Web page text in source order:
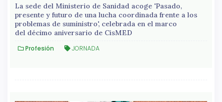
La sede del Ministerio de Sanidad acoge 'Pasado,
presente y futuro de una lucha coordinada frente a los
problemas de suministro', celebrada en el marco
del décimo aniversario de CisMED
Profesión JORNADA